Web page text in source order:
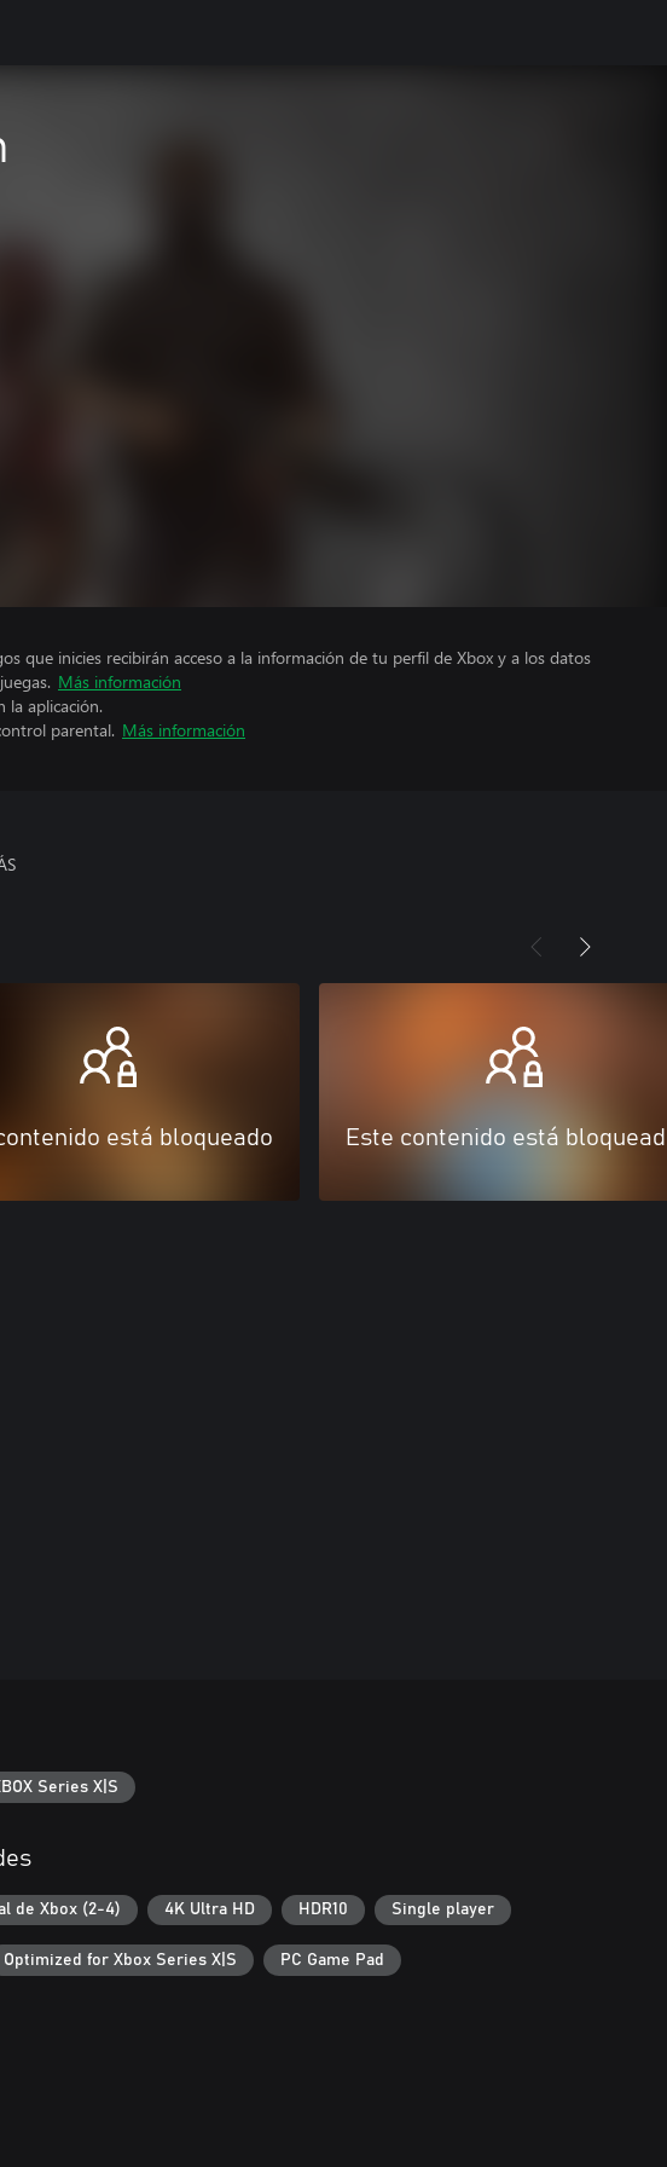
que inicies recibirán acceso a la información de tu perfil de Xbox y a los datos
Más información
la aplicación.
parental. Más información
está bloqueado Este contenido está
Series X|S
de Xbox (2-4) 4K Ultra HD HDR10 Single player
Optimized for Xbox Series X|S PC Game Pad